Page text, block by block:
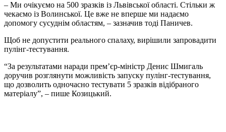
– Ми очікуємо на 500 зразків із Львівської області. Стільки ж
чекаємо із Волинської. Це вже не вперше ми надаємо
допомогу сусуднім областям, – зазначив тоді Паничев.
Щоб не допустити реального спалаху, вирішили запровадити
пулінг-тестування.
“За результатами наради прем’єр-міністр Денис Шмигаль
доручив розглянути можливість запуску пулінг-тестування,
що дозволить одночасно тестувати 5 зразків відібраного
матеріалу”, – пише Козицький.